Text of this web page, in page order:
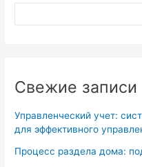
Свежие записи
Управленческий учет:
для эффективного
Процесс раздела дома: